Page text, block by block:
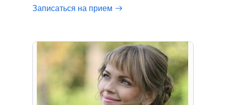
Записаться на прием